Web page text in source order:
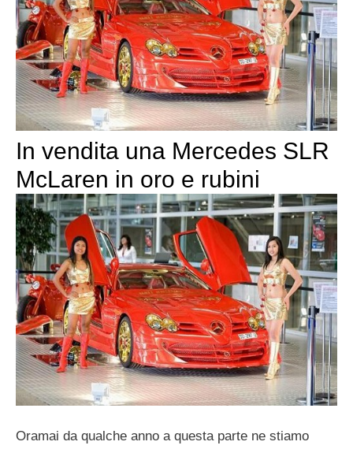
In vendita una Mercedes SLR
McLaren in oro e rubini
Oramai da qualche anno a questa parte ne stiamo